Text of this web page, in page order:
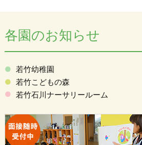
各園のお知らせ
若竹幼稚園
若竹こどもの森
若竹石川ナーサリールーム